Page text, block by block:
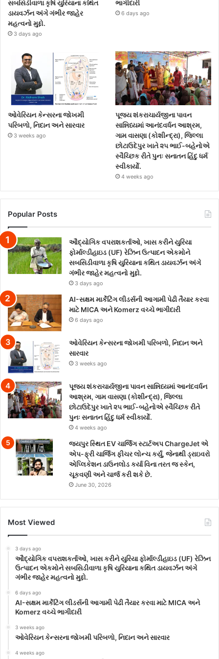
સબસિડીવાળા કૃષિ યુરિયાના કથિત
ડાયવર્ઝન અંગે ગંભીર જાહેર
મહત્વનો મુદ્દો.
3 days ago
ભાગીદારી
6 days ago
ઓવેરિયન કેન્સરના જોખમી
પરિબળો, નિદાન અને સારવાર
3 weeks ago
પૂજ્ય શંકરાચાર્યજીના પાવન
સાન્નિધ્યમાં આનંદવર્ધન આશ્રમ,
ગામ વાસણા (કોશીન્દ્રા), જિલ્લા
છોટાઉદેપુર ખાતે ૨૫ ભાઈ-બહેનોએ
સ્વૈચ્છિક રીતે પુનઃ સનાતન હિંદુ ધર્મ
સ્વીકાર્યો.
4 weeks ago
Popular Posts
ઔદ્યોગિક વપરાશકર્તાઓ, ખાસ કરીને યુરિયા
ફોર્માલ્ડીહાઇડ (UF) રેઝિન ઉત્પાદન એકમોને
સબસિડીવાળા કૃષિ યુરિયાના કથિત ડાયવર્ઝન અંગે
ગંભીર જાહેર મહત્વનો મુદ્દો.
3 days ago
AI-સક્ષમ માર્કેટિંગ લીડર્સની આગામી પેઢી તૈયાર કરવા
માટે MICA અને Komerz વચ્ચે ભાગીદારી
6 days ago
ઓવેરિયન કેન્સરના જોખમી પરિબળો, નિદાન અને
સારવાર
3 weeks ago
પૂજ્ય શંકરાચાર્યજીના પાવન સાન્નિધ્યમાં આનંદવર્ધન
આશ્રમ, ગામ વાસણા (કોશીન્દ્રા), જિલ્લા
છોટાઉદેપુર ખાતે ૨૫ ભાઈ-બહેનોએ સ્વૈચ્છિક રીતે
પુનઃ સનાતન હિંદુ ધર્મ સ્વીકાર્યો.
4 weeks ago
જયપુર સ્થિત EV ચાર્જિંગ સ્ટાર્ટઅપ ChargeJet એ
એપ-ફ્રી ચાર્જિંગ ફીચર લોન્ચ કર્યું, જેનાથી ડ્રાઇવરો
એપ્લિકેશન ડાઉનલોડ કર્યા વિના તરત જ સ્કેન,
ચૂકવણી અને ચાર્જ કરી શકે છે.
June 30, 2026
Most Viewed
3 days ago
ઔદ્યોગિક વપરાશકર્તાઓ, ખાસ કરીને યુરિયા ફોર્માલ્ડીહાઇડ (UF) રેઝિન
ઉત્પાદન એકમોને સબસિડીવાળા કૃષિ યુરિયાના કથિત ડાયવર્ઝન અંગે
ગંભીર જાહેર મહત્વનો મુદ્દો.
6 days ago
AI-સક્ષમ માર્કેટિંગ લીડર્સની આગામી પેઢી તૈયાર કરવા માટે MICA અને
Komerz વચ્ચે ભાગીદારી
3 weeks ago
ઓવેરિયન કેન્સરના જોખમી પરિબળો, નિદાન અને સારવાર
4 weeks ago